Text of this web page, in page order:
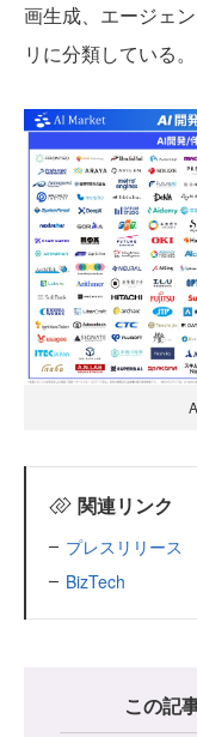
画生成、エージェ
リに分類している。
関連リンク
プレスリリース
BizTech
この記